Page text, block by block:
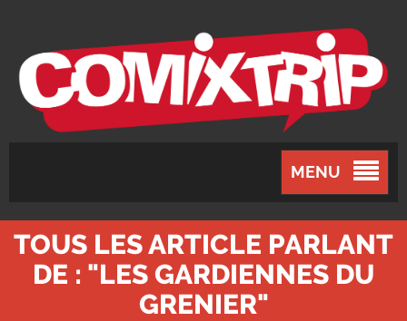
MENU
TOUS LES ARTICLE PARLANT
DE : "LES GARDIENNES DU
GRENIER"